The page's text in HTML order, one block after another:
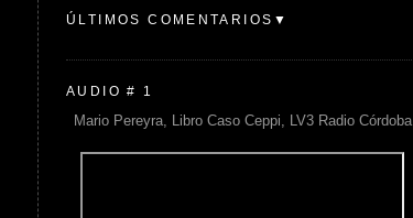
ÚLTIMOS COMENTARIOS▼
AUDIO # 1
Mario Pereyra, Libro Caso Ceppi, LV3 Radio Córdoba